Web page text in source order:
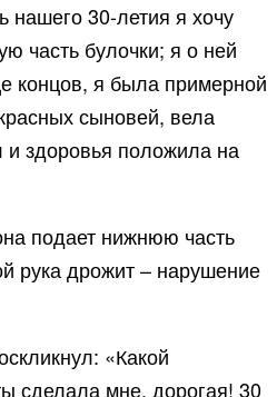
30-летия я хочу
часть булочки; я о ней
концов, я была примерной
сыновей, вела
и здоровья положила на
подает нижнюю часть
рука дрожит – нарушение
«Какой
сделала мне, дорогая! 30